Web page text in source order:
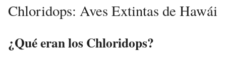
Chloridops: Aves Extintas de Hawái
¿Qué eran los Chloridops?